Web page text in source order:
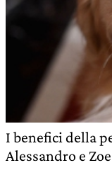
I benefici della
Alessandro e